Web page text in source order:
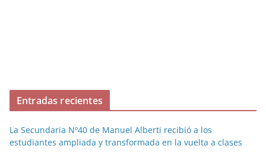
Entradas recientes
La Secundaria Nº40 de Manuel Alberti recibió a los
estudiantes ampliada y transformada en la vuelta a clases